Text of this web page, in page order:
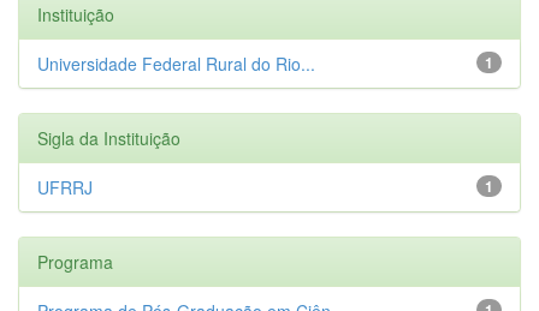
Instituição
1
Universidade Federal Rural do Rio...
Sigla da Instituição
1
UFRRJ
Programa